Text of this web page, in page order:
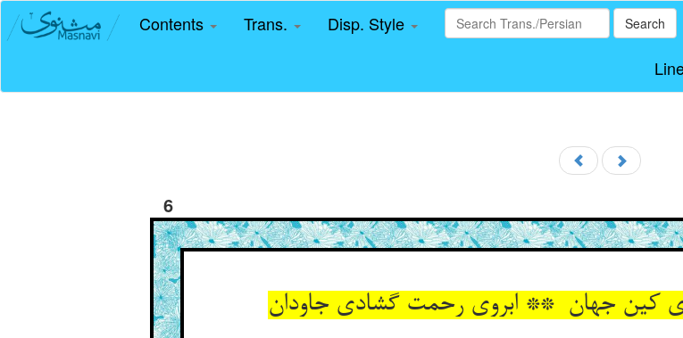
Contents Trans. Disp. Style Search
6